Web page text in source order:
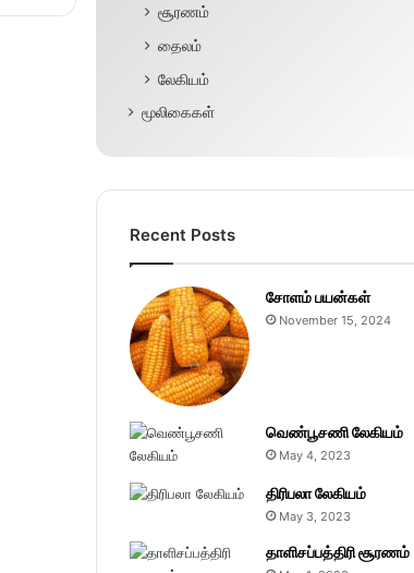
சூரணம்
தைலம்
லேகியம்
மூலிகைகள்
Recent Posts
சோளம் பயன்கள்
November 15, 2024
வெண்பூசணி லேகியம்
May 4, 2023
திரிபலா லேகியம்
May 3, 2023
தாளிசப்பத்திரி சூரணம்